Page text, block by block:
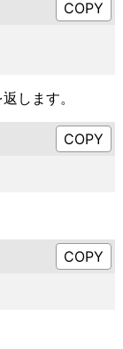
します。